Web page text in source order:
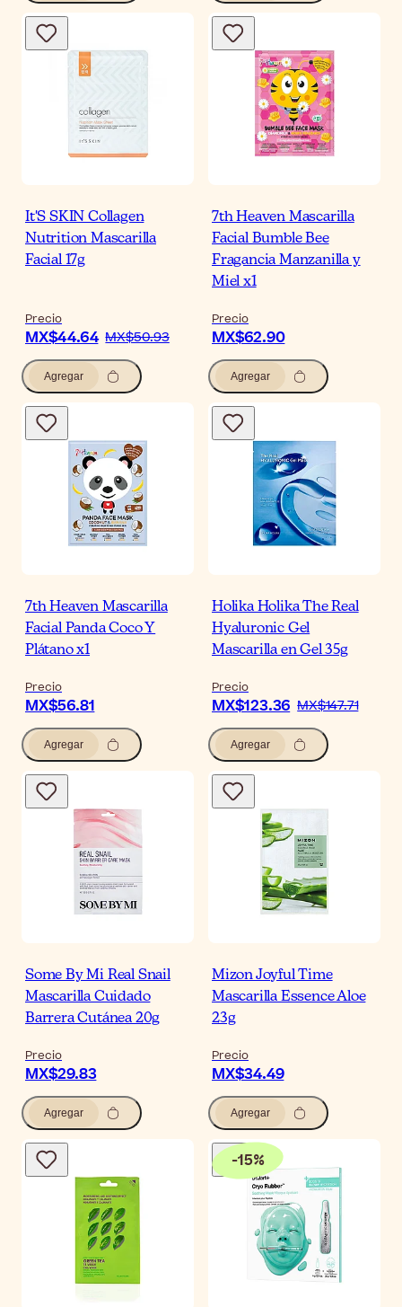
It'S SKIN Collagen
Nutrition Mascarilla
Facial 17g
Precio
MX$44.64 MX$50.93
Agregar
7th Heaven Mascarilla
Facial Bumble Bee
Fragancia Manzanilla y
Miel x1
Precio
MX$62.90
Agregar
7th Heaven Mascarilla
Facial Panda Coco Y
Plátano x1
Precio
MX$56.81
Agregar
Holika Holika The Real
Hyaluronic Gel
Mascarilla en Gel 35g
Precio
MX$123.36 MX$147.71
Agregar
Some By Mi Real Snail
Mascarilla Cuidado
Barrera Cutánea 20g
Precio
MX$29.83
Agregar
Mizon Joyful Time
Mascarilla Essence Aloe
23g
Precio
MX$34.49
Agregar
-15%